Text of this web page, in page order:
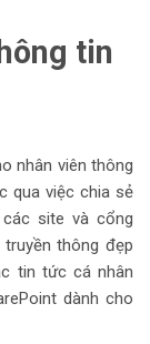
tin
nhân viên thông
qua việc chia sẻ
site và cổng
thông đẹp
tin tức cá nhân
dành cho